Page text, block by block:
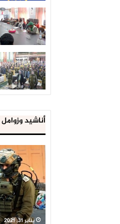
أناشيد وزوامل
العدو
الإسرائيلي
اعتقل
543
طفلا
فلسطينيا
خلال
يناير 31, 2021